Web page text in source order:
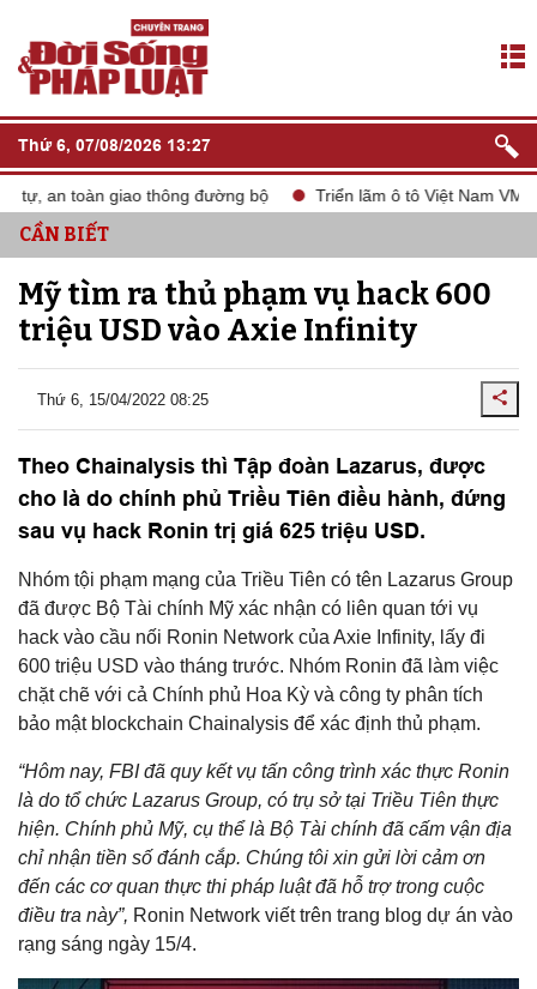
Thứ 6, 07/08/2026 13:27
an toàn giao thông đường bộ Triển lãm ô tô Việt Nam VMS
CẦN BIẾT
Mỹ tìm ra thủ phạm vụ hack 600
triệu USD vào Axie Infinity
Thứ 6, 15/04/2022 08:25
Theo Chainalysis thì Tập đoàn Lazarus, được
cho là do chính phủ Triều Tiên điều hành, đứng
sau vụ hack Ronin trị giá 625 triệu USD.
Nhóm tội phạm mạng của Triều Tiên có tên Lazarus Group
đã được Bộ Tài chính Mỹ xác nhận có liên quan tới vụ
hack vào cầu nối Ronin Network của Axie Infinity, lấy đi
600 triệu USD vào tháng trước. Nhóm Ronin đã làm việc
chặt chẽ với cả Chính phủ Hoa Kỳ và công ty phân tích
bảo mật blockchain Chainalysis để xác định thủ phạm.
“Hôm nay, FBI đã quy kết vụ tấn công trình xác thực Ronin
là do tổ chức Lazarus Group, có trụ sở tại Triều Tiên thực
hiện. Chính phủ Mỹ, cụ thể là Bộ Tài chính đã cấm vận địa
chỉ nhận tiền số đánh cắp. Chúng tôi xin gửi lời cảm ơn
đến các cơ quan thực thi pháp luật đã hỗ trợ trong cuộc
điều tra này”, Ronin Network viết trên trang blog dự án vào
rạng sáng ngày 15/4.